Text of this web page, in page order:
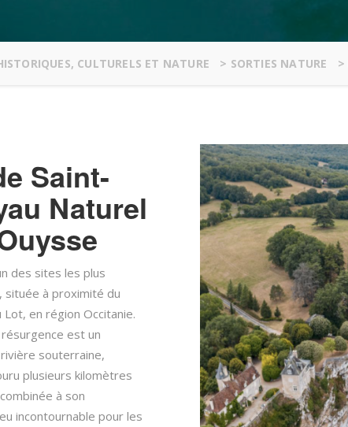
CULTURELS ET NATURE > SORTIES NATURE >
Saint-
Naturel
des sites les plus
située à proximité du
en région Occitanie.
est un
souterraine,
plusieurs kilomètres
à son
incontournable pour les